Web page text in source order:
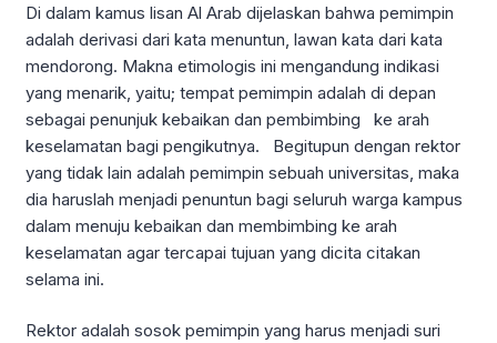
Di dalam kamus lisan Al Arab dijelaskan bahwa pemimpin
adalah derivasi dari kata menuntun, lawan kata dari kata
mendorong. Makna etimologis ini mengandung indikasi
yang menarik, yaitu; tempat pemimpin adalah di depan
sebagai penunjuk kebaikan dan pembimbing ke arah
keselamatan bagi pengikutnya. Begitupun dengan rektor
yang tidak lain adalah pemimpin sebuah universitas, maka
dia haruslah menjadi penuntun bagi seluruh warga kampus
dalam menuju kebaikan dan membimbing ke arah
keselamatan agar tercapai tujuan yang dicita citakan
selama ini.
Rektor adalah sosok pemimpin yang harus menjadi suri